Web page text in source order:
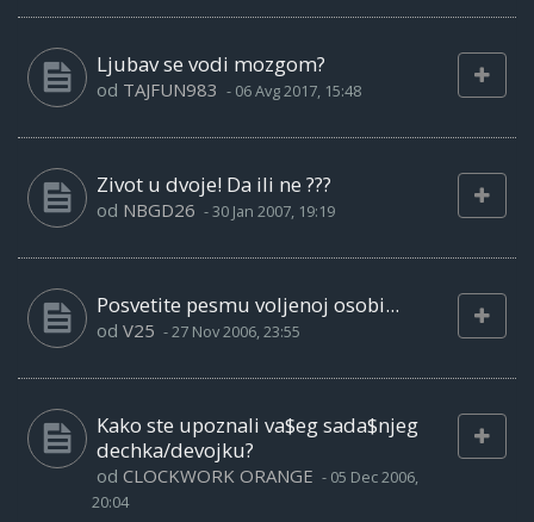
Ljubav se vodi mozgom?
od TAJFUN983 - 06 Avg 2017, 15:48
Zivot u dvoje! Da ili ne ???
od NBGD26 -30 Jan 2007, 19:19
Posvetite pesmu voljenoj osobi...
od V25 -27 Nov 2006, 23:55
Kako ste upoznali va$eg sada$njeg
dechka/devojku?
od CLOCKWORK ORANGE - 05 Dec 2006,
20:04